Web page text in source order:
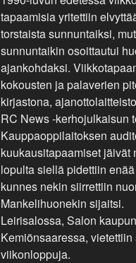
tapaamisia yritettiin
torstaista sunnuntaiksi,
sunnuntaikin osoittautui
ajankohdaksi.
kokousten ja palaverien
kirjastona,
RC News -kerhojulkaisun
Kauppaoppilaitoksen
kuukausitapaamiset jäivät
lopulta siellä pidettiin
kunnes nekin siirrettiin
Mankelihuonekin sijaitsi.
Leirisalossa, Salon
Kemiönsaaressa,
viikonloppuja.